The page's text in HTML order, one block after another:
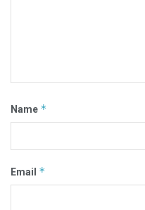
Name *
Email *